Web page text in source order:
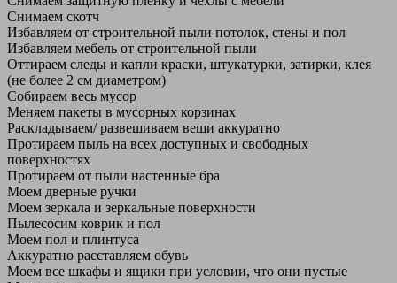
Снимаем скотч
Избавляем от строительной пыли потолок, стены и пол
Избавляем мебель от строительной пыли
Оттираем следы и капли краски, штукатурки, затирки, клея
(не более 2 см диаметром)
Собираем весь мусор
Меняем пакеты в мусорных корзинах
Раскладываем/ развешиваем вещи аккуратно
Протираем пыль на всех доступных и свободных
поверхностях
Протираем от пыли настенные бра
Моем дверные ручки
Моем зеркала и зеркальные поверхности
Пылесосим коврик и пол
Моем пол и плинтуса
Аккуратно расставляем обувь
Моем все шкафы и ящики при условии, что они пустые